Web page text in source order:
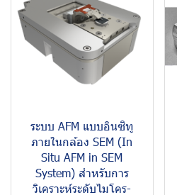
ระบบ AFM แบบอินซิทู
ภายในกล้อง SEM (In
Situ AFM in SEM
System) สำหรับการ
วิเคราะห์ระดับไมโคร-